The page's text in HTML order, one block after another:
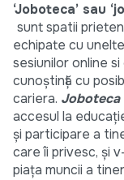
‘Joboteca’ sau
sunt spatii
echipate cu
sesiunilor online
cunoștință cu
cariera. Joboteca
accesul la
și participare a
care îi privesc, și
piața muncii a